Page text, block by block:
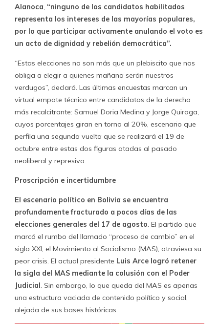
Alanoca, “ninguno de los candidatos habilitados
representa los intereses de las mayorías populares,
por lo que participar activamente anulando el voto es
un acto de dignidad y rebelión democrática”.
“Estas elecciones no son más que un plebiscito que nos
obliga a elegir a quienes mañana serán nuestros
verdugos”, declaró. Las últimas encuestas marcan un
virtual empate técnico entre candidatos de la derecha
más recalcitrante: Samuel Doria Medina y Jorge Quiroga,
cuyos porcentajes giran en torno al 20%, escenario que
perfila una segunda vuelta que se realizará el 19 de
octubre entre estas dos figuras atadas al pasado
neoliberal y represivo.
Proscripción e incertidumbre
El escenario político en Bolivia se encuentra
profundamente fracturado a pocos días de las
elecciones generales del 17 de agosto. El partido que
marcó el rumbo del llamado “proceso de cambio” en el
siglo XXI, el Movimiento al Socialismo (MAS), atraviesa su
peor crisis. El actual presidente Luis Arce logró retener
la sigla del MAS mediante la colusión con el Poder
Judicial. Sin embargo, lo que queda del MAS es apenas
una estructura vaciada de contenido político y social,
alejada de sus bases históricas.